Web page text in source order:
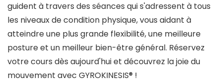
guident à travers des séances qui s'adressent à tous
les niveaux de condition physique, vous aidant à
atteindre une plus grande flexibilité, une meilleure
posture et un meilleur bien-être général. Réservez
votre cours dès aujourd'hui et découvrez la joie du
mouvement avec GYROKINESIS® !